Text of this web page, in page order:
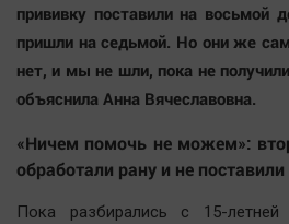
Качество жизни
Конкурс
Наука
Обсуждаем
Отдых
прививку поставили на восьмой
пришли на седьмой. Но они же
нет, и мы не шли, пока не
объяснила Анна Вячеславовна.
«Ничем помочь не можем»:
обработали рану и не поставили
Пока разбирались с 15-